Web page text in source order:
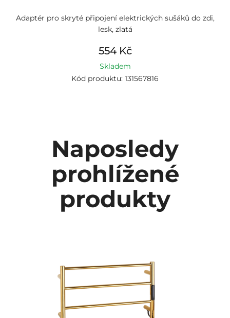
Adaptér pro skryté připojení elektrických sušáků do zdi,
lesk, zlatá
554 Kč
Skladem
Kód produktu: 131567816
Naposledy
prohlížené
produkty